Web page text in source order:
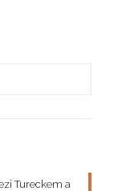
Tureckem a